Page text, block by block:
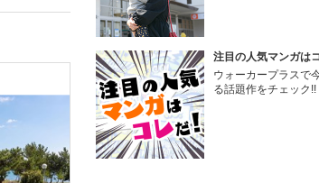
注目の人気マンガは
ウォーカープラスで
る話題作をチェック!!